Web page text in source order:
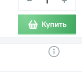
Купить